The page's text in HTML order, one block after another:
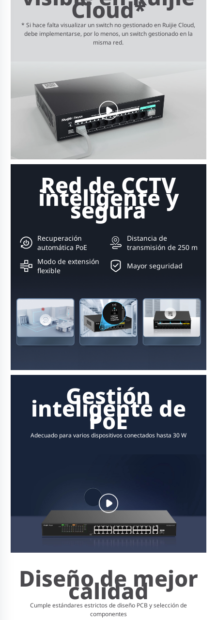
Cloud*
* Si hace falta visualizar un switch no gestionado en Ruijie Cloud,
debe implementarse, por lo menos, un switch gestionado en la
misma red.
Red de CCTV
inteligente y
segura
Recuperación
automática PoE
Distancia de
transmisión de 250 m
Modo de extensión
flexible
Mayor seguridad
Gestión
inteligente de
PoE
Adecuado para varios dispositivos conectados hasta 30 W
Diseño de mejor
calidad
Cumple estándares estrictos de diseño PCB y selección de
componentes